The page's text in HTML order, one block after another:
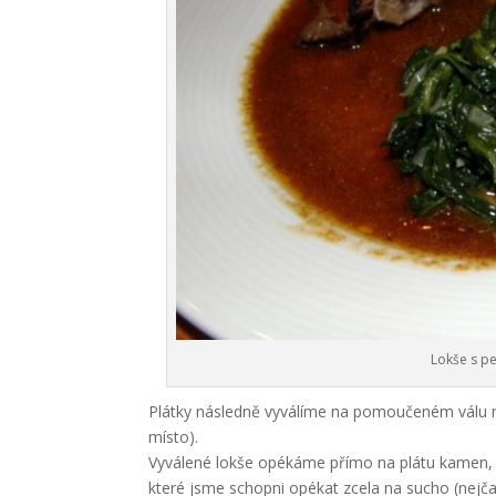
Lokše s
Plátky následně vyválíme na pomoučeném
místo).
Vyválené lokše opékáme přímo na plátu
které jsme schopni opékat zcela na sucho